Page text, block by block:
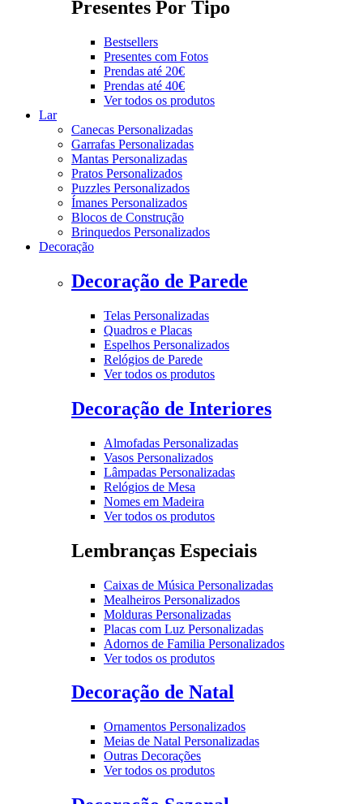
Presentes Por Tipo
Bestsellers
Presentes com Fotos
Prendas até 20€
Prendas até 40€
Ver todos os produtos
Lar
Canecas Personalizadas
Garrafas Personalizadas
Mantas Personalizadas
Pratos Personalizados
Puzzles Personalizados
Ímanes Personalizados
Blocos de Construção
Brinquedos Personalizados
Decoração
Decoração de Parede
Telas Personalizadas
Quadros e Placas
Espelhos Personalizados
Relógios de Parede
Ver todos os produtos
Decoração de Interiores
Almofadas Personalizadas
Vasos Personalizados
Lâmpadas Personalizadas
Relógios de Mesa
Nomes em Madeira
Ver todos os produtos
Lembranças Especiais
Caixas de Música Personalizadas
Mealheiros Personalizados
Molduras Personalizadas
Placas com Luz Personalizadas
Adornos de Familia Personalizados
Ver todos os produtos
Decoração de Natal
Ornamentos Personalizados
Meias de Natal Personalizadas
Outras Decorações
Ver todos os produtos